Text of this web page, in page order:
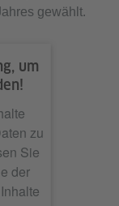
gewählt.
um
zu
Sie
der